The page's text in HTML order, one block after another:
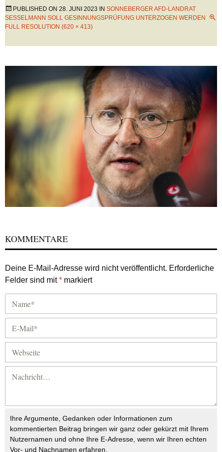
PUBLISHED ON 28. JUNI 2023 IN SONNEBERGER AFD-LANDRAT
SESSELMANN SOLL GESINNUNGSPRÜFUNG UNTERZOGEN WERDEN
FULL RESOLUTION (620 × 413)
KOMMENTARE
Deine E-Mail-Adresse wird nicht veröffentlicht. Erforderliche
Felder sind mit* markiert
Ihre Argumente, Gedanken oder Informationen zum
kommentierten Beitrag bringen wir ganz oder gekürzt mit Ihrem
Nutzernamen und ohne Ihre E-Adresse, wenn wir Ihren echten
Vor- und Nachnamen erfahren.